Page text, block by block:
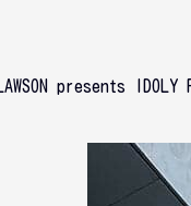
presents